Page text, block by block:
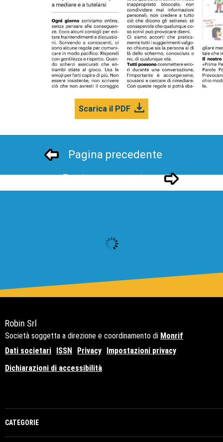
Scarica il PDF
Pagina precedente
Pagina successivo
Robin Srl
Società soggetta a direzione e coordinamento di Monrif
Dati societari ISSN Privacy Impostazioni privacy
Dichiarazioni di accessibilità
CATEGORIE